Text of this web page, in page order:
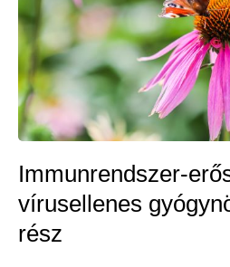
Immunrendszer-
vírusellenes
rész